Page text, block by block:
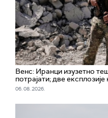
Венс: Иранци изузетно
потрајати; две
06. 08. 2026.